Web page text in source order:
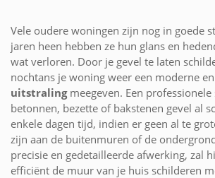
Vele oudere woningen zijn nog in goede
jaren heen hebben ze hun glans en
wat verloren. Door je gevel te laten
nochtans je woning weer een moderne en
uitstralingmeegeven. Een
betonnen, bezette of bakstenen gevel al
enkele dagen tijd, indien er geen al te
zijn aan de buitenmuren of de
precisie en gedetailleerde afwerking, zal
efficiënt de muur van je huis schilderen